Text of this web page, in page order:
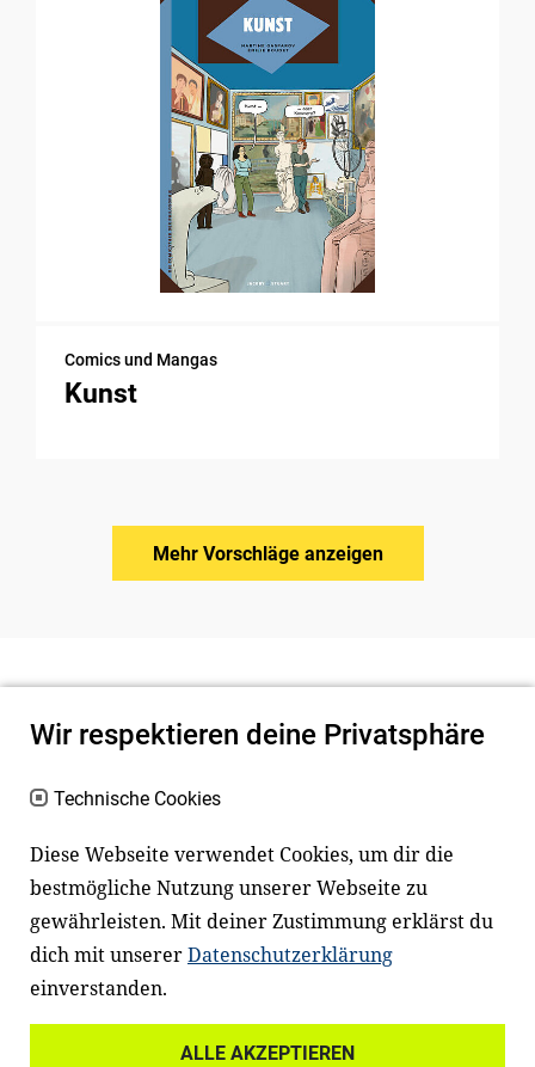
Comics und Mangas
Kunst
Mehr Vorschläge anzeigen
Newsletter
Facebook LinkedIn
Wir respektieren deine Privatsphäre
Technische Cookies
Diese Webseite verwendet Cookies, um dir die
bestmögliche Nutzung unserer Webseite zu
gewährleisten. Mit deiner Zustimmung erklärst du
dich mit unsererDatenschutzerklärung
einverstanden.
ALLE AKZEPTIEREN